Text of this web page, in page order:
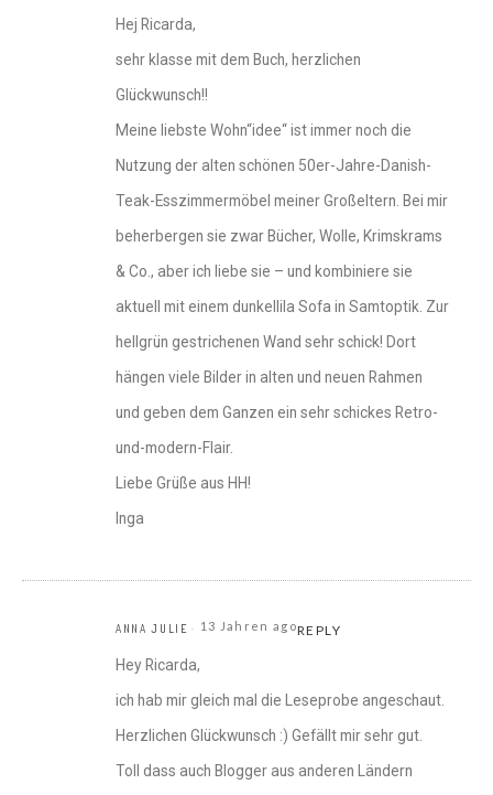
Hej Ricarda,
sehr klasse mit dem Buch, herzlichen
Glückwunsch!!
Meine liebste Wohn“idee“ ist immer noch die
Nutzung der alten schönen 50er-Jahre-Danish-
Teak-Esszimmermöbel meiner Großeltern. Bei mir
beherbergen sie zwar Bücher, Wolle, Krimskrams
& Co., aber ich liebe sie – und kombiniere sie
aktuell mit einem dunkellila Sofa in Samtoptik. Zur
hellgrün gestrichenen Wand sehr schick! Dort
hängen viele Bilder in alten und neuen Rahmen
und geben dem Ganzen ein sehr schickes Retro-
und-modern-Flair.
Liebe Grüße aus HH!
Inga
ANNA JULIE 13 Jahren agoREPLY
Hey Ricarda,
ich hab mir gleich mal die Leseprobe angeschaut.
Herzlichen Glückwunsch :) Gefällt mir sehr gut.
Toll dass auch Blogger aus anderen Ländern